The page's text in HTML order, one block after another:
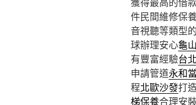
件民間維修保
音視聽等類型的
球辦理安心龜
有豐富經驗台
申請管道永和
程北歐沙發打
梯保養合理安